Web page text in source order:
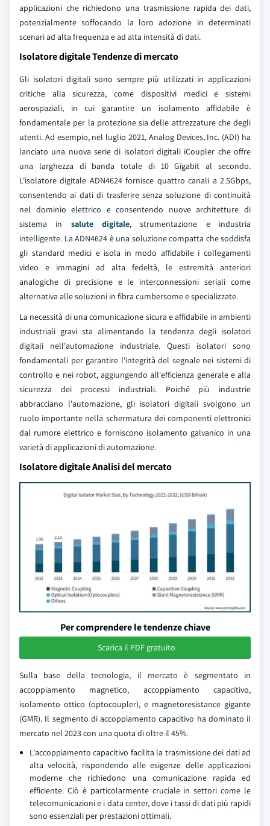
applicazioni che richiedono una trasmissione rapida dei dati,
potenzialmente soffocando la loro adozione in determinati
scenari ad alta frequenza e ad alta intensità di dati.
Isolatore digitale Tendenze di mercato
Gli isolatori digitali sono sempre più utilizzati in applicazioni
critiche alla sicurezza, come dispositivi medici e sistemi
aerospaziali, in cui garantire un isolamento affidabile è
fondamentale per la protezione sia delle attrezzature che degli
utenti. Ad esempio, nel luglio 2021, Analog Devices, Inc. (ADI) ha
lanciato una nuova serie di isolatori digitali iCoupler che offre
una larghezza di banda totale di 10 Gigabit al secondo.
L'isolatore digitale ADN4624 fornisce quattro canali a 2.5Gbps,
consentendo ai dati di trasferire senza soluzione di continuità
nel dominio elettrico e consentendo nuove architetture di
sistema in salute digitale, strumentazione e industria
intelligente. La ADN4624 è una soluzione compatta che soddisfa
gli standard medici e isola in modo affidabile i collegamenti
video e immagini ad alta fedeltà, le estremità anteriori
analogiche di precisione e le interconnessioni seriali come
alternativa alle soluzioni in fibra cumbersome e specializzate.
La necessità di una comunicazione sicura e affidabile in ambienti
industriali gravi sta alimentando la tendenza degli isolatori
digitali nell'automazione industriale. Questi isolatori sono
fondamentali per garantire l'integrità del segnale nei sistemi di
controllo e nei robot, aggiungendo all'efficienza generale e alla
sicurezza dei processi industriali. Poiché più industrie
abbracciano l'automazione, gli isolatori digitali svolgono un
ruolo importante nella schermatura dei componenti elettronici
dal rumore elettrico e forniscono isolamento galvanico in una
varietà di applicazioni di automazione.
Isolatore digitale Analisi del mercato
Per comprendere le tendenze chiave
Scarica il PDF gratuito
Sulla base della tecnologia, il mercato è segmentato in
accoppiamento magnetico, accoppiamento capacitivo,
isolamento ottico (optocoupler), e magnetoresistance gigante
(GMR). Il segmento di accoppiamento capacitivo ha dominato il
mercato nel 2023 con una quota di oltre il 45%.
L'accoppiamento capacitivo facilita la trasmissione dei dati ad
alta velocità, rispondendo alle esigenze delle applicazioni
moderne che richiedono una comunicazione rapida ed
efficiente. Ciò è particolarmente cruciale in settori come le
telecomunicazioni e i data center, dove i tassi di dati più rapidi
sono essenziali per prestazioni ottimali.